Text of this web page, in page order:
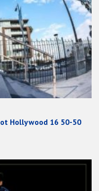
Hollywood 16 50-50